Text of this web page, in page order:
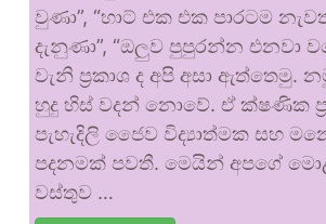
වුණා”, “හාට් එක එක පාරටම
දැනුණා”, “ඔලුව පුපුරන්න එනවා
වැනි ප්‍රකාශ ද අපි අසා ඇත්තෙමු.
හුදු හිස් වදන් නොවේ. ඒ ක්ෂණික
පැහැදිලි ජෛව විද්‍යාත්මක සහ
පදනමක් පවතී. මෙයින් අපගේ
වස්තුව …